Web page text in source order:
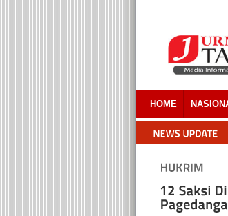
HOME
Pemkab Tangerang Akui Ada Overlapping Pada